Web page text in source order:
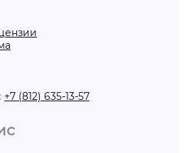
+7 (812) 635-13-57